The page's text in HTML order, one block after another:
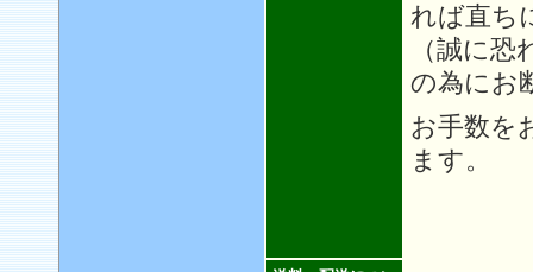
れば直ち
（誠に
の為にお
お手数を
ます。